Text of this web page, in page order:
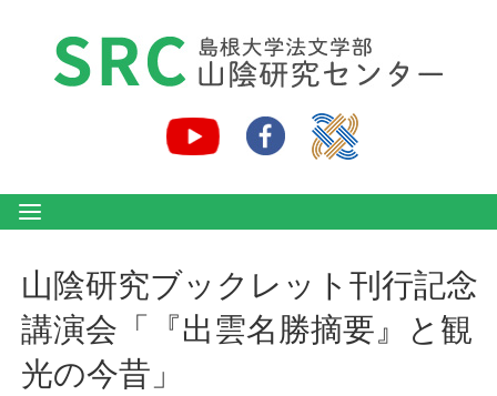
山陰研究ブックレット刊行記念
講演会「『出雲名勝摘要』と観
光の今昔」